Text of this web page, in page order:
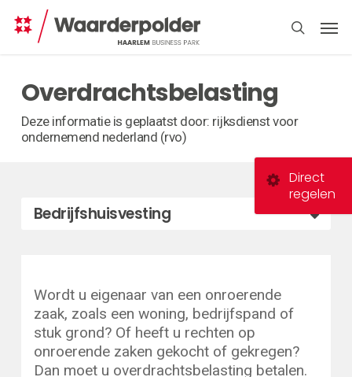
search
Overdrachtsbelasting
Deze informatie is geplaatst door: rijksdienst voor
ondernemend nederland (rvo)
Bedrijfshuisvesting
Wordt u eigenaar van een onroerende
zaak, zoals een woning, bedrijfspand of
stuk grond? Of heeft u rechten op
onroerende zaken gekocht of gekregen?
Dan moet u overdrachtsbelasting betalen.
Direct
regelen